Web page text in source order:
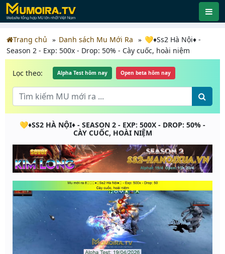
Trang chủ Danh sách Mu Mới Ra
💛♦️Ss2 Hà Nội♦️ -
Season 2 - Exp: 500x - Drop: 50% - Cày cuốc, hoài niệm
Lọc theo: Alpha Test hôm nay Open beta hôm nay
💛♦️SS2 HÀ NỘI♦️ - SEASON 2 - EXP: 500X - DROP: 50% -
CÀY CUỐC, HOÀI NIỆM